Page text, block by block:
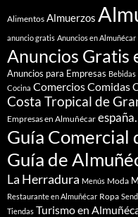
Alimentos Almuerzos
anuncio gratis Anuncios en Almuñécar
Anuncios Gratis
Anuncios para Empresas Bebidas
Cocina ComerciosComidas
Costa Tropical de
Empresas en Almuñécar españa.
Guía Comercial
Guía de
La Herradura Menús Moda
Restaurante en Almuñécar Ropa
Tiendas Turismo en